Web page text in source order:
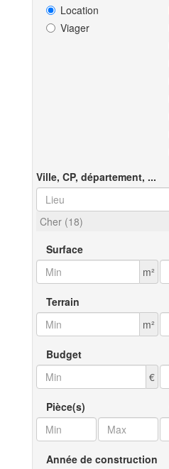
Location
Viager
Ville, CP, département, ...
Cher (18)
Surface
m²
Terrain
m²
Budget
€
Pièce(s)
Année de construction